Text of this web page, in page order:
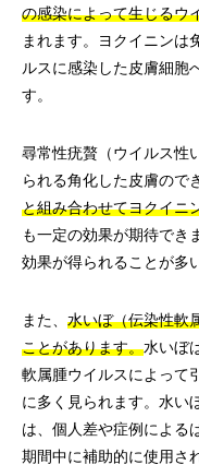
の感染によって生じるウ
まれます。ヨクイニンは
ルスに感染した皮膚細胞
す。
尋常性疣贅（ウイルス性
られる角化した皮膚ので
と組み合わせてヨクイニ
も一定の効果が期待でき
効果が得られることが多
また、 水いぼ（伝染性軟
ことがあります。水いぼ
軟属腫ウイルスによって
に多く見られます。水い
は、個人差や症例による
期間中に補助的に使用さ